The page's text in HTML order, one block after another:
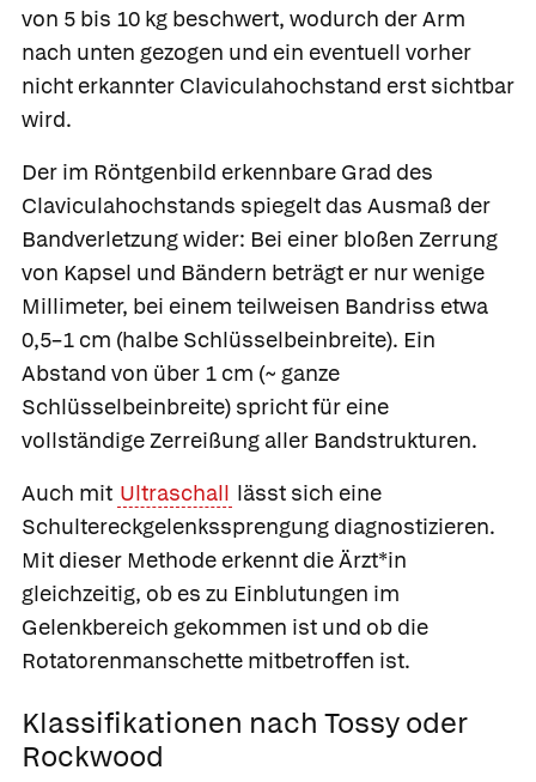
von 5 bis 10 kg beschwert, wodurch der Arm
nach unten gezogen und ein eventuell vorher
nicht erkannter Claviculahochstand erst sichtbar
wird.
Der im Röntgenbild erkennbare Grad des
Claviculahochstands spiegelt das Ausmaß der
Bandverletzung wider: Bei einer bloßen Zerrung
von Kapsel und Bändern beträgt er nur wenige
Millimeter, bei einem teilweisen Bandriss etwa
0,5–1 cm (halbe Schlüsselbeinbreite). Ein
Abstand von über 1 cm (~ ganze
Schlüsselbeinbreite) spricht für eine
vollständige Zerreißung aller Bandstrukturen.
Auch mit Ultraschall lässt sich eine
Schultereckgelenkssprengung diagnostizieren.
Mit dieser Methode erkennt die Ärzt*in
gleichzeitig, ob es zu Einblutungen im
Gelenkbereich gekommen ist und ob die
Rotatorenmanschette mitbetroffen ist.
Klassifikationen nach Tossy oder
Rockwood